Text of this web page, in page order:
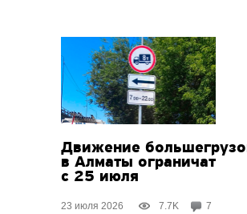
Движение
в Алматы ограничат
с 25 июля
23 июля 2026 7.7K 7